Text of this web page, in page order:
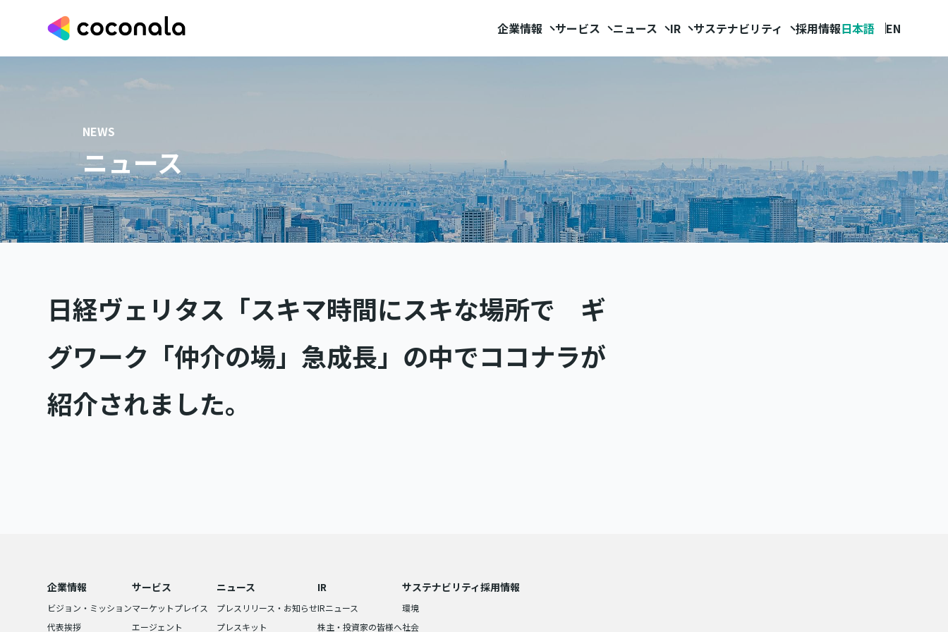
企業情報 サービス ニュース IR サステナビリティ 採用情報日本語 EN
NEWS
ニュース
日経ヴェリタス「スキマ時間にスキな場所で ギ
グワーク「仲介の場」急成長」の中でココナラが
紹介されました。
企業情報
ビジョン・ミッション
代表挨拶
サービス
マーケットプレイス
エージェント
ニュース
プレスリリース・お知らせ
プレスキット
IR
IRニュース
株主・投資家の皆様へ
サステナビリティ
環境
社会
採用情報